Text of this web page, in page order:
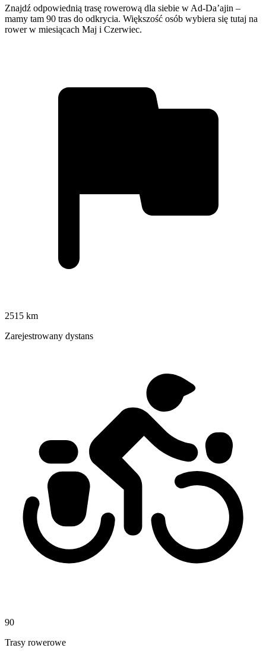
Znajdź odpowiednią trasę rowerową dla siebie w Ad-Da’ajin –
mamy tam 90 tras do odkrycia. Większość osób wybiera się tutaj na
rower w miesiącach Maj i Czerwiec.
2515 km
Zarejestrowany dystans
90
Trasy rowerowe